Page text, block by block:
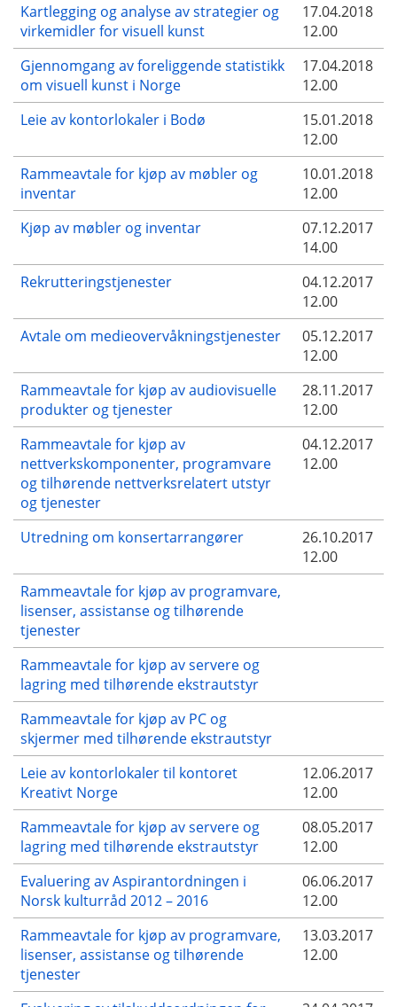
Kartlegging og analyse av strategier og
virkemidler for visuell kunst
17.04.2018
12.00
Gjennomgang av foreliggende statistikk
om visuell kunst i Norge
17.04.2018
12.00
Leie av kontorlokaler i Bodø
15.01.2018
12.00
Rammeavtale for kjøp av møbler og
inventar
10.01.2018
12.00
Kjøp av møbler og inventar
07.12.2017
14.00
Rekrutteringstjenester
04.12.2017
12.00
Avtale om medieovervåkningstjenester
05.12.2017
12.00
Rammeavtale for kjøp av audiovisuelle
produkter og tjenester
28.11.2017
12.00
Rammeavtale for kjøp av
nettverkskomponenter, programvare
og tilhørende nettverksrelatert utstyr
og tjenester
04.12.2017
12.00
Utredning om konsertarrangører
26.10.2017
12.00
Rammeavtale for kjøp av programvare,
lisenser, assistanse og tilhørende
tjenester
Rammeavtale for kjøp av servere og
lagring med tilhørende ekstrautstyr
Rammeavtale for kjøp av PC og
skjermer med tilhørende ekstrautstyr
Leie av kontorlokaler til kontoret
Kreativt Norge
12.06.2017
12.00
Rammeavtale for kjøp av servere og
lagring med tilhørende ekstrautstyr
08.05.2017
12.00
Evaluering av Aspirantordningen i
Norsk kulturråd 2012 – 2016
06.06.2017
12.00
Rammeavtale for kjøp av programvare,
lisenser, assistanse og tilhørende
tjenester
13.03.2017
12.00